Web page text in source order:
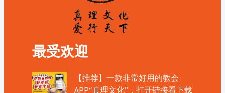
最受欢迎
【推荐】一款非常好用的教会
APP“真理文化”，打开链接看下载